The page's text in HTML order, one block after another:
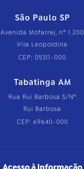
São Paulo SP
Avenida Mofarrej, nº 1.200
Vila Leopoldina
CEP: 05311-000
Tabatinga AM
Rua Rui Barbosa S/Nº
Rui Barbosa
CEP: 69640-000